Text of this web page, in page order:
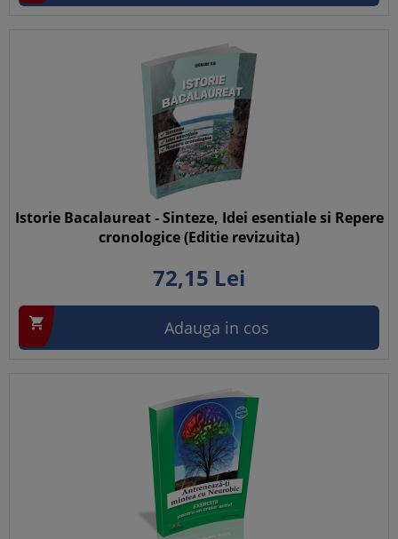
Istorie Bacalaureat - Sinteze, Idei esentiale si Repere
cronologice (Editie revizuita)
72,15 Lei
 Adauga in cos